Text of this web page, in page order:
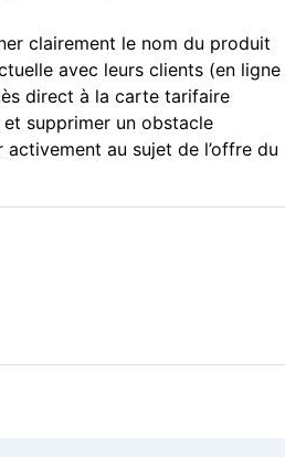
clairement le nom du produit
avec leurs clients (en ligne
direct à la carte tarifaire
supprimer un obstacle
au sujet de l’offre du